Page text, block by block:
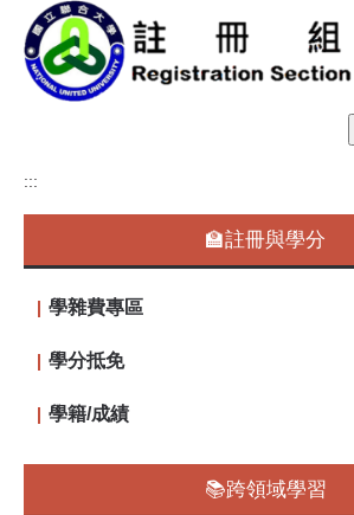
到
主
:::
🏫註冊與學分
學雜費專區
學分抵免
學籍/成績
📚跨領域學習